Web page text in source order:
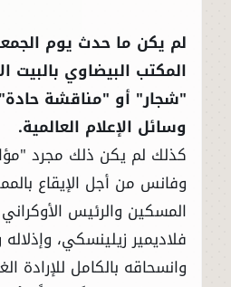
لم يكن ما حدث يوم
المكتب البيضاوي بالبيت
"شجار" أو "مناقشة
وسائل الإعلام العالمية.
كذلك لم يكن ذلك مجرد
وفانس من أجل الإيقاع
المسكين والرئيس
فلاديمير زيلينسكي،
وانسحاقه بالكامل للإرادة